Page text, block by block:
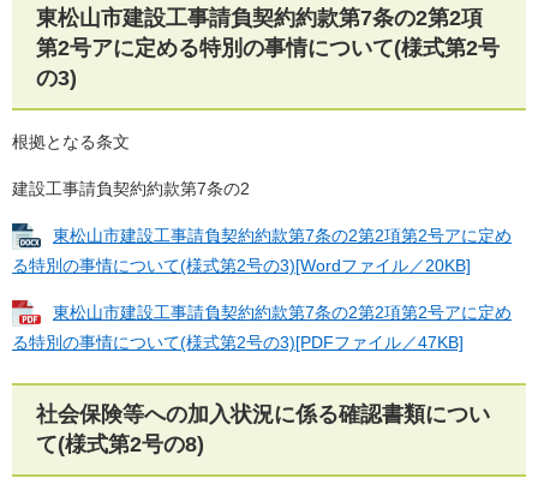
東松山市建設工事請負契約約款第7条の2第2項
第2号アに定める特別の事情について(様式第2号
の3)
根拠となる条文
建設工事請負契約約款第7条の2
東松山市建設工事請負契約約款第7条の2第2項第2号アに定め
る特別の事情について(様式第2号の3)[Wordファイル／20KB]
東松山市建設工事請負契約約款第7条の2第2項第2号アに定め
る特別の事情について(様式第2号の3)[PDFファイル／47KB]
社会保険等への加入状況に係る確認書類につい
て(様式第2号の8)